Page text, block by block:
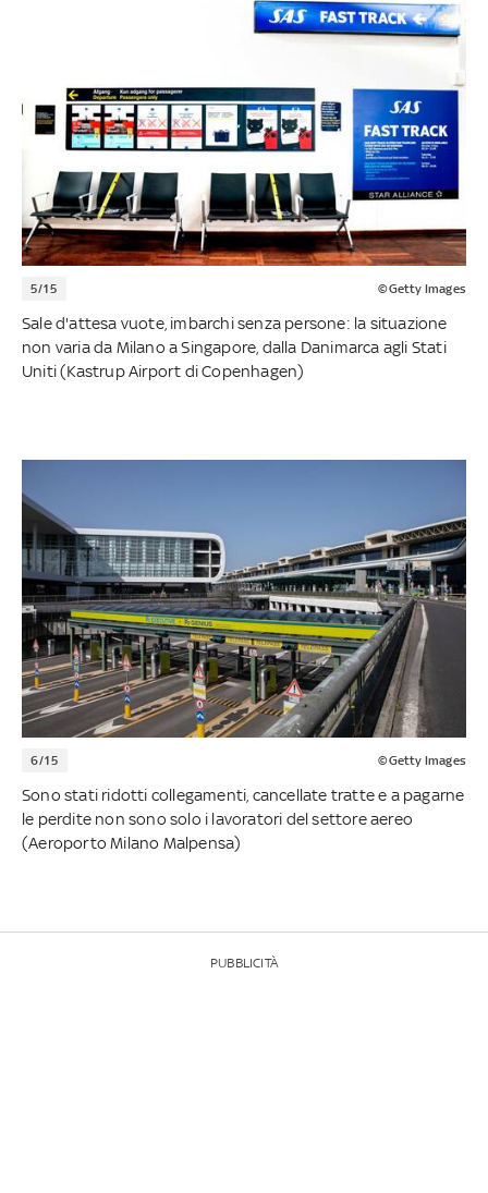
5/15 ©Getty Images
Sale d'attesa vuote, imbarchi senza persone: la situazione
non varia da Milano a Singapore, dalla Danimarca agli Stati
Uniti (Kastrup Airport di Copenhagen)
6/15 ©Getty Images
Sono stati ridotti collegamenti, cancellate tratte e a pagarne
le perdite non sono solo i lavoratori del settore aereo
(Aeroporto Milano Malpensa)
PUBBLICITÀ